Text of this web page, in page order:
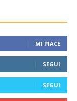
MI PIACE
SEGUI
SEGUI